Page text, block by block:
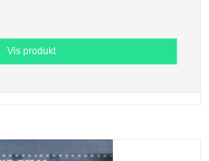
Vis produkt